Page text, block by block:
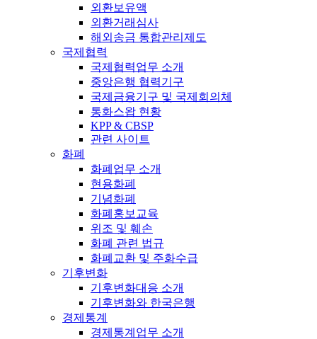
외환보유액
외환거래심사
해외송금 통합관리제도
국제협력
국제협력업무 소개
중앙은행 협력기구
국제금융기구 및 국제회의체
통화스왑 현황
KPP & CBSP
관련 사이트
화폐
화폐업무 소개
현용화폐
기념화폐
화폐홍보교육
위조 및 훼손
화폐 관련 법규
화폐교환 및 주화수급
기후변화
기후변화대응 소개
기후변화와 한국은행
경제통계
경제통계업무 소개